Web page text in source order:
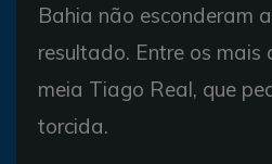
Bahia não esconderam
resultado. Entre os
meia Tiago Real, que
torcida.